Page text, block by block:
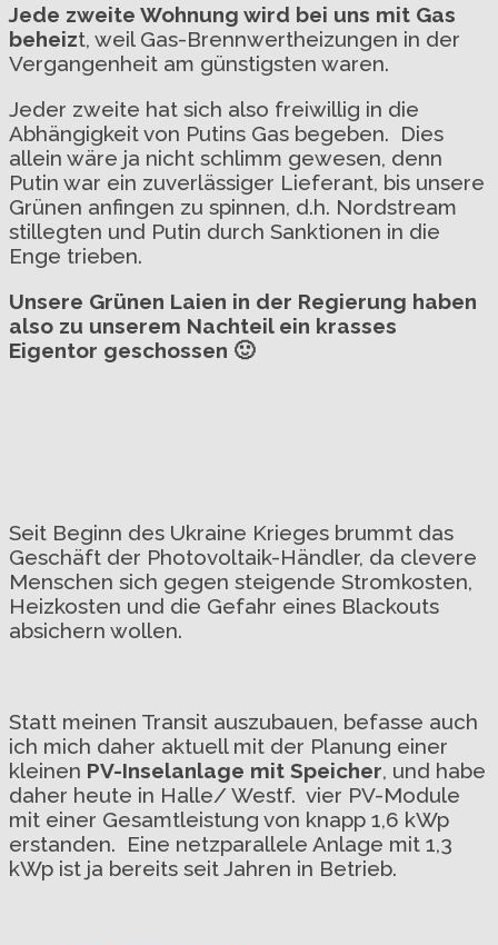
Jede zweite Wohnung wird bei uns mit Gas
beheizt, weil Gas-Brennwertheizungen in der
Vergangenheit am günstigsten waren.
Jeder zweite hat sich also freiwillig in die
Abhängigkeit von Putins Gas begeben. Dies
allein wäre ja nicht schlimm gewesen, denn
Putin war ein zuverlässiger Lieferant, bis unsere
Grünen anfingen zu spinnen, d.h. Nordstream
stillegten und Putin durch Sanktionen in die
Enge trieben.
Unsere Grünen Laien in der Regierung haben
also zu unserem Nachteil ein krasses
Eigentor geschossen 🙂
Seit Beginn des Ukraine Krieges brummt das
Geschäft der Photovoltaik-Händler, da clevere
Menschen sich gegen steigende Stromkosten,
Heizkosten und die Gefahr eines Blackouts
absichern wollen.
Statt meinen Transit auszubauen, befasse auch
ich mich daher aktuell mit der Planung einer
kleinen PV-Inselanlage mit Speicher, und habe
daher heute in Halle/ Westf. vier PV-Module
mit einer Gesamtleistung von knapp 1,6 kWp
erstanden. Eine netzparallele Anlage mit 1,3
kWp ist ja bereits seit Jahren in Betrieb.